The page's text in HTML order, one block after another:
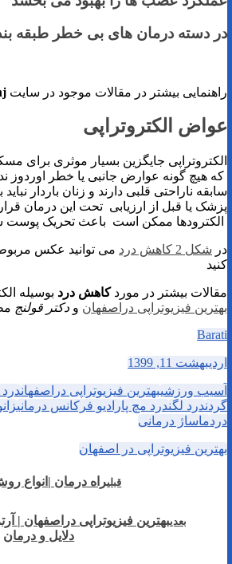
در دسته درمان های بی خطر طبقه
راهنمایی بیشتر در مقالات موجود در سایت
عواض الکتروتراپی
الکتروتراپی جایگزین بسیار موثری برای
که هیچ گونه عوارض جانبی یا خطر اوردوز
سابقه ناراحتی قلبی دارند و زنان باردار
پزشک یا قبل از ارزیابی تحت این درمان قرار
الکترودها ممکن است باعث تحریک پوست
در شکل 2 کاهش درد
می توانید عکس
کنید
مقالات بیشتر در موردکاهش درد بوسیله
بهترین فیزیوتراپی دراصفهان و دکتر قولنج
Barati
اردیبهشت 11, 1399
آسیب ورزشیبهترین فیزیوتراپی دراصفهان
گردندرد لگندرد مچ پارادیو فرکانس درمانی
دردماساژ درمانی
بهترین فیزیوتراپی در اصفهان
قبلیراه درمان |انواع
بعدیبهترین فیزیوتراپی دراصفهان |
دلایل و درمان